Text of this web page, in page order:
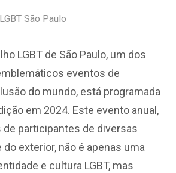
São Paulo
LGBT de São Paulo, um dos
eventos de
do mundo, está programada
em 2024. Este evento anual,
de participantes de diversas
exterior, não é apenas uma
e cultura LGBT, mas